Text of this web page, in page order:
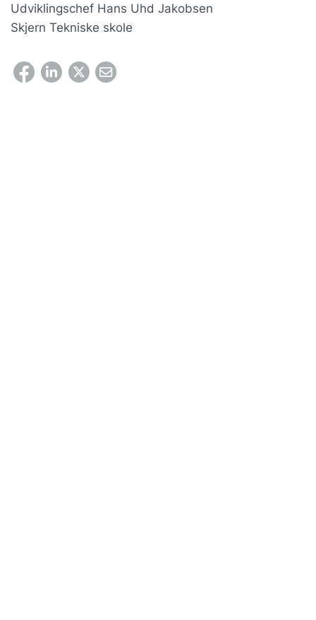
Udviklingschef Hans Uhd Jakobsen
Skjern Tekniske skole